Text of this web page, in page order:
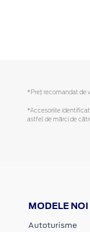
*Preţ recomandat de
*Accesoriile
astfel de mărci de
MODELE NOI
Autoturisme